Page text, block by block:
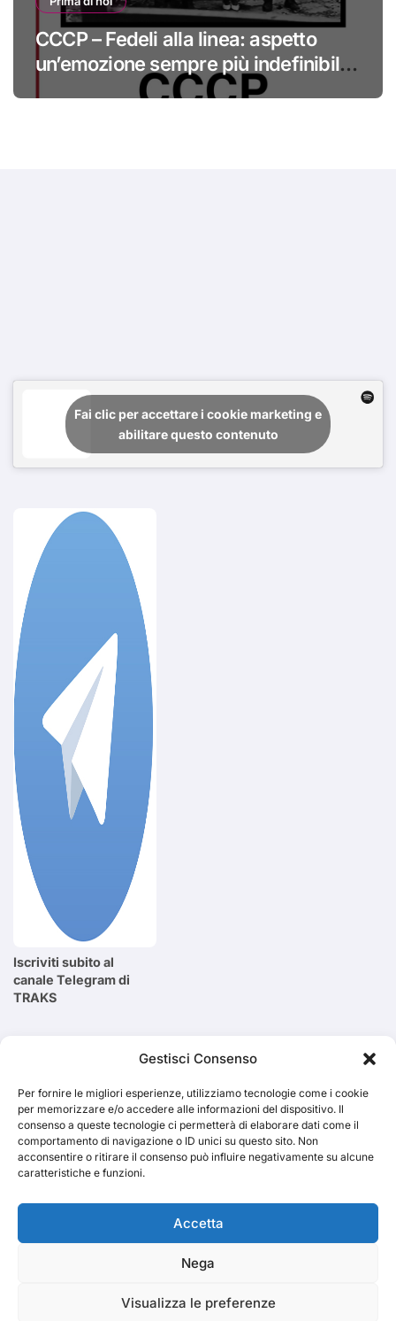
Gestisci Consenso
Per fornire le migliori esperienze, utilizziamo tecnologie come i cookie
per memorizzare e/o accedere alle informazioni del dispositivo. Il
consenso a queste tecnologie ci permetterà di elaborare dati come il
comportamento di navigazione o ID unici su questo sito. Non
acconsentire o ritirare il consenso può influire negativamente su alcune
caratteristiche e funzioni.
Accetta
Nega
Visualizza le preferenze
CCCP – Fedeli alla linea: aspetto
un’emozione sempre più indefinibile
#primadinoi
Fai clic per accettare i cookie marketing e
abilitare questo contenuto
Iscriviti subito al
canale Telegram di
TRAKS
Cerca
TRAKS
Dal 2014 musica indipendente ed emergente